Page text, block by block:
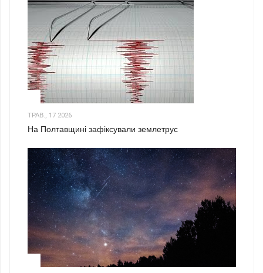
ТРАВ., 17 2026
На Полтавщині зафіксували землетрус